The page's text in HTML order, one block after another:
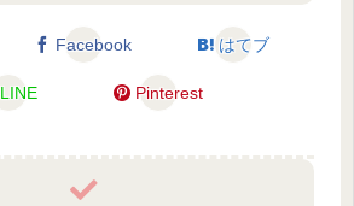
Facebook はてブ
LINE Pinterest